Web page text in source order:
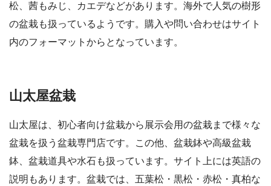
松、茜もみじ、カエデなどがあります。海外で人気の樹形
の盆栽も扱っているようです。購入や問い合わせはサイト
内のフォーマットからとなっています。
山太屋盆栽
山太屋は、初心者向け盆栽から展示会用の盆栽まで様々な
盆栽を扱う盆栽専門店です。この他、盆栽鉢や高級盆栽
鉢、盆栽道具や水石も扱っています。サイト上には英語の
説明もあります。盆栽では、五葉松・黒松・赤松・真柏な